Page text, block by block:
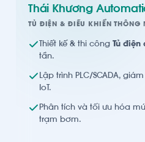
Thái Khương
TỦ ĐIỆN & ĐIỀU KHIỂN THÔNG
Thiết kế & thi công Tủ điện
tần.
Lập trình PLC/SCADA,
IoT.
Phân tích và tối ưu hóa
trạm bơm.